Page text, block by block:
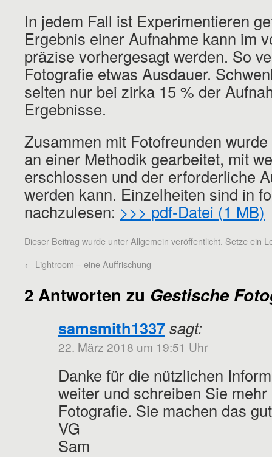
In jedem Fall ist Experimentieren
Ergebnis einer Aufnahme kann im
präzise vorhergesagt werden. So
Fotografie etwas Ausdauer.
selten nur bei zirka 15 % der
Ergebnisse.
Zusammen mit Fotofreunden
an einer Methodik gearbeitet, mit
erschlossen und der erforderliche
werden kann. Einzelheiten sind in
nachzulesen: >>> pdf-Datei (1 MB)
Dieser Beitrag wurde unterAllgemein veröffentlicht. Setze ein
← Lightroom – eine Auffrischung
2 Antworten zu Gestische
samsmith1337sagt:
22. März 2018 um 19:51 Uhr
Danke für die nützlichen
weiter und schreiben Sie
Fotografie. Sie machen das
VG
Sam